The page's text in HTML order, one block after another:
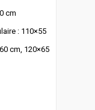
cm
: 110×55
cm, 120×65